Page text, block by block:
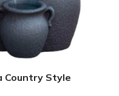
Country Style